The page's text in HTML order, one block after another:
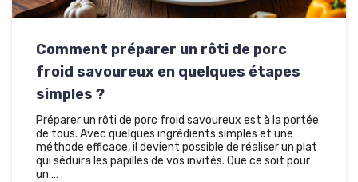
Comment préparer un rôti de porc
froid savoureux en quelques étapes
simples ?
Préparer un rôti de porc froid savoureux est à la portée
de tous. Avec quelques ingrédients simples et une
méthode efficace, il devient possible de réaliser un plat
qui séduira les papilles de vos invités. Que ce soit pour
un …